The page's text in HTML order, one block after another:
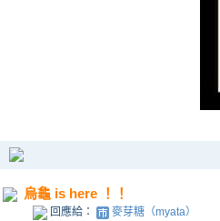
烏龜 is here ！！
回應給： 麥芽糖（myata）